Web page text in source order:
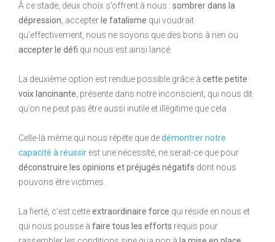
À ce stade, deux choix s’offrent à nous : sombrer dans la
dépression , accepter le fatalisme qui voudrait
qu’effectivement, nous ne soyons que des bons à rien ou
accepter le défi qui nous est ainsi lancé.
La deuxième option est rendue possible grâce à cette petite
voix lancinante , présente dans notre inconscient, qui nous dit
qu’on ne peut pas être aussi inutile et illégitime que cela.
Celle-là même qui nous répète que dedémontrer notre
capacité à réussir est une nécessité, ne serait-ce que pour
déconstruire les opinions et préjugés négatifs dont nous
pouvons être victimes.
La fierté, c’est cetteextraordinaire force qui réside en nous et
qui nous pousse à faire tous les efforts requis pour